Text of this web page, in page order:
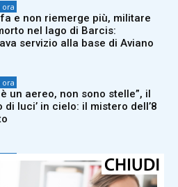
ora
e non riemerge più, militare
nel lago di Barcis:
servizio alla base di Aviano
ora
è un aereo, non sono stelle”, il
di luci’ in cielo: il mistero dell’8
estrazione e numeri
di oggi 8 agosto: a Melfi